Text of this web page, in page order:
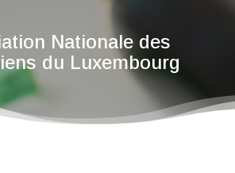
Nationale des
du Luxembourg